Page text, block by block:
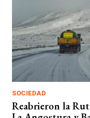
SOCIEDAD
Reabrieron la